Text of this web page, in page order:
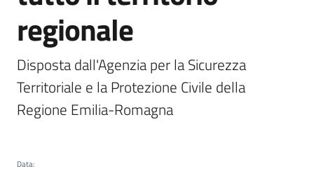
Castel
del
Rio
line
regionale
Disposta dall'Agenzia per la Sicurezza
Territoriale e la Protezione Civile della
Regione Emilia-Romagna
Data: